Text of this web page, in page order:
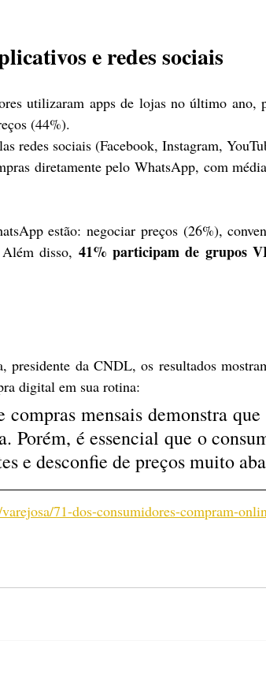
e redes sociais
utilizaram apps de lojas no último ano,
(44%).
redes sociais (Facebook, Instagram,
diretamente pelo WhatsApp, com
estão: negociar preços (26%),
disso, 41% participam de grupos
presidente da CNDL, os resultados
digital em sua rotina:
mensais demonstra
Porém, é essencial que o
e desconfie de preços muito
71-dos-consumidores-compram-